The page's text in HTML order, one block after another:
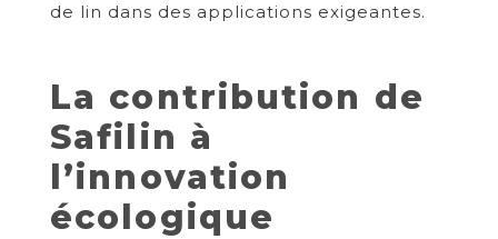
de lin dans des applications exigeantes.
La contribution de
Safilin à
l’innovation
écologique